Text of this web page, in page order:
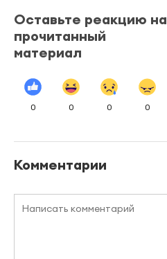
Оставьте реакцию на
прочитанный
материал
0 0 0 0
Комментарии